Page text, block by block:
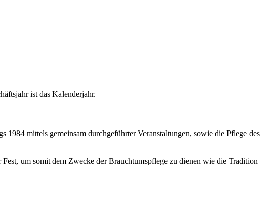
ist das Kalenderjahr.
mittels gemeinsam durchgeführter Veranstaltungen, sowie die Pflege des
um somit dem Zwecke der Brauchtumspflege zu dienen wie die Tradition